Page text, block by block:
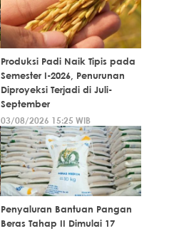
Produksi Padi Naik Tipis pada
Semester I-2026, Penurunan
Diproyeksi Terjadi di Juli-
September
03/08/2026 15:25 WIB
Penyaluran Bantuan Pangan
Beras Tahap II Dimulai 17